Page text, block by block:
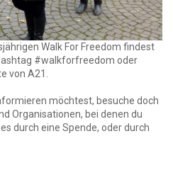
Walk For Freedom findest
#walkforfreedom oder
von A21.
möchtest, besuche doch
Organisationen, bei denen du
durch eine Spende, oder durch